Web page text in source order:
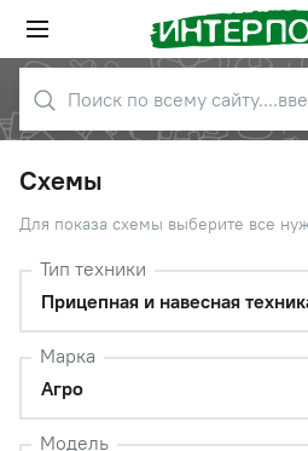
Схемы
Для показа схемы выберите все
Тип техники
Прицепная и навесная
Марка
Агро
Модель